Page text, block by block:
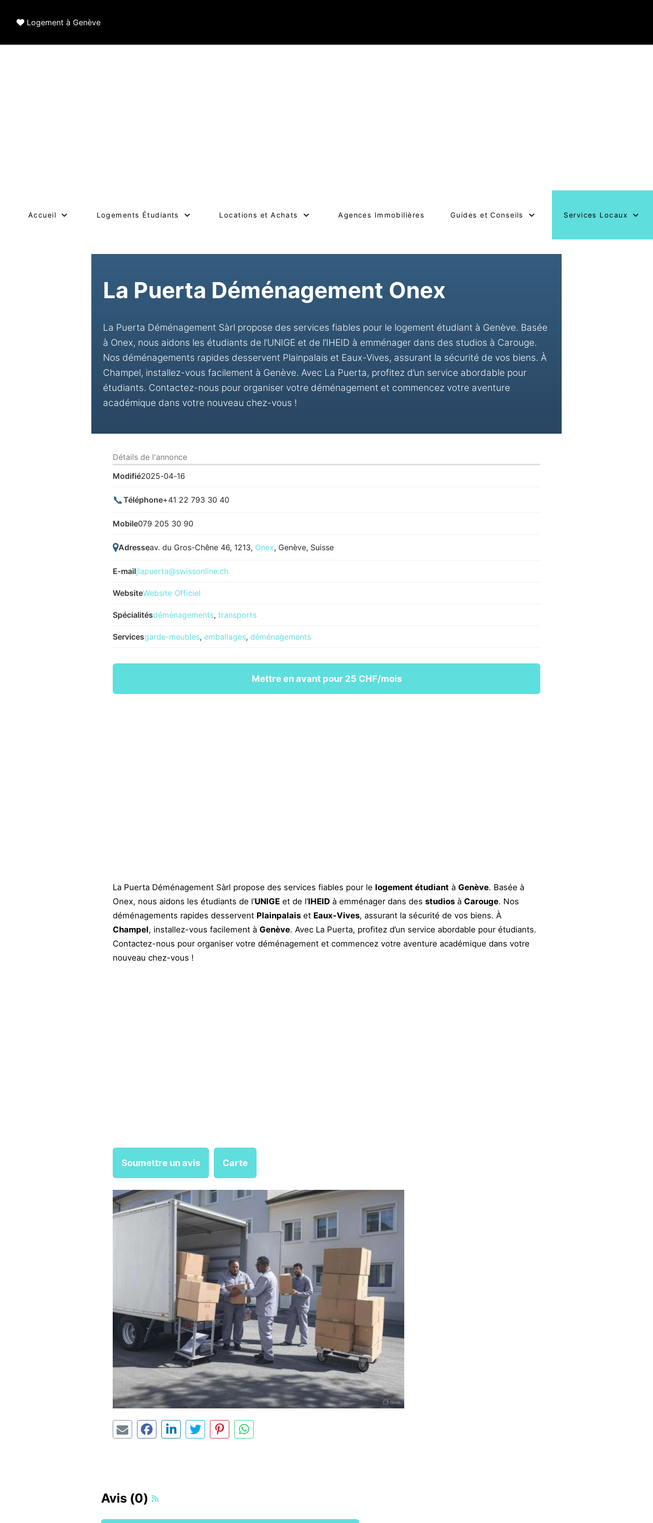
Logement à Genève
Accueil Logements Étudiants Locations et Achats Agences Immobilières Guides et Conseils Services Locaux
La Puerta Déménagement Onex
La Puerta Déménagement Sàrl propose des services fiables pour le logement étudiant à Genève. Basée
à Onex, nous aidons les étudiants de l’UNIGE et de l’IHEID à emménager dans des studios à Carouge.
Nos déménagements rapides desservent Plainpalais et Eaux-Vives, assurant la sécurité de vos biens. À
Champel, installez-vous facilement à Genève. Avec La Puerta, profitez d’un service abordable pour
étudiants. Contactez-nous pour organiser votre déménagement et commencez votre aventure
académique dans votre nouveau chez-vous !
Détails de l'annonce
Modifié2025-04-16
📞Téléphone+41 22 793 30 40
Mobile079 205 30 90
Adresseav. du Gros-Chêne 46, 1213, Onex, Genève, Suisse
E-mailjlapuerta@swissonline.ch
WebsiteWebsite Officiel
Spécialitésdéménagements,transports
Servicesgarde-meubles, emballages, déménagements
Mettre en avant pour 25 CHF/mois
La Puerta Déménagement Sàrl propose des services fiables pour le logement étudiant à Genève. Basée à
Onex, nous aidons les étudiants de l’UNIGE et de l’IHEID à emménager dans desstudios à Carouge. Nos
déménagements rapides desservent Plainpalais et Eaux-Vives, assurant la sécurité de vos biens. À
Champel, installez-vous facilement à Genève. Avec La Puerta, profitez d’un service abordable pour étudiants.
Contactez-nous pour organiser votre déménagement et commencez votre aventure académique dans votre
nouveau chez-vous !
Soumettre un avis Carte
Avis (0)